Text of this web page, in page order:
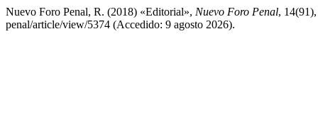
Nuevo Foro Penal, R. (2018) «Editorial», Nuevo Foro Penal,
penal/article/view/5374 (Accedido: 9 agosto 2026).